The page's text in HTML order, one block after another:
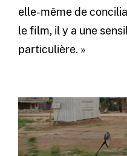
elle-même de
le film, il y a une
particulière. »